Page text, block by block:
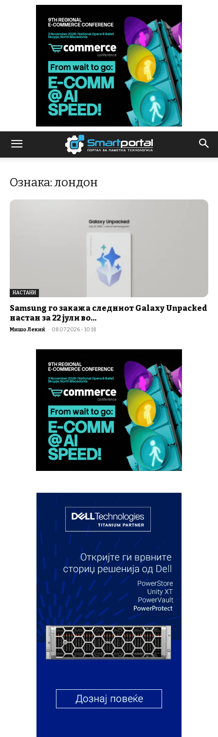
Ознака: лондон
НАСТАНИ
Samsung го закажа следниот Galaxy Unpacked
настан за 22 јули во...
Мишо Лекиќ - 08.07.2026 - 10:18